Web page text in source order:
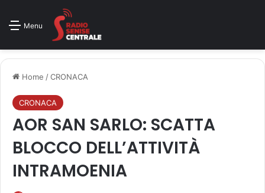
Menu
Home /CRONACA
CRONACA
AOR SAN SARLO: SCATTA
BLOCCO DELL’ATTIVITÀ
INTRAMOENIA